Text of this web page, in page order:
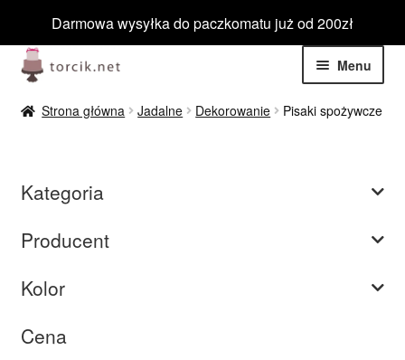
Darmowa wysyłka do paczkomatu już od 200zł
Przejdź
do
nawigacji
Przejdź
do
treści
Menu
Jadalne
Rozwiń
Barwniki spożywcze
Rozwiń
Tematyczne
Rozwiń
Blog
Wyprzedaż
Strona główna Jadalne Dekorowanie Pisaki spożywcze
Kategoria
Producent
Kolor
Cena